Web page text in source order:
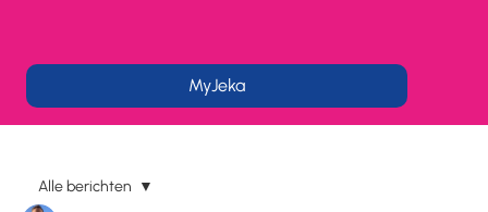
MyJeka
Alle berichten